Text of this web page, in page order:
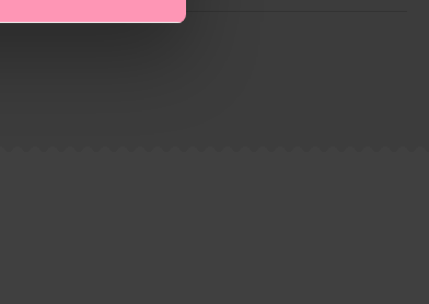
tus calcetines y un montón de cosas